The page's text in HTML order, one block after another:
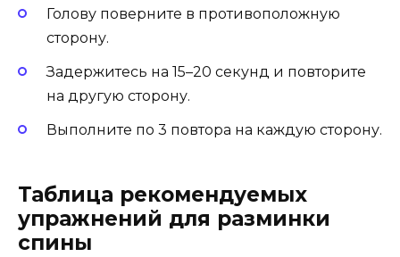
Голову поверните в противоположную
сторону.
Задержитесь на 15–20 секунд и повторите
на другую сторону.
Выполните по 3 повтора на каждую сторону.
Таблица рекомендуемых
упражнений для разминки
спины